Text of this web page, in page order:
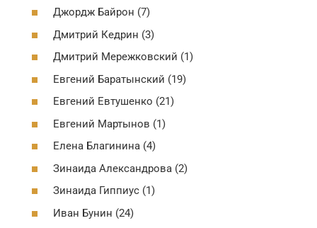
Джордж Байрон (7)
Дмитрий Кедрин (3)
Дмитрий Мережковский (1)
Евгений Баратынский (19)
Евгений Евтушенко (21)
Евгений Мартынов (1)
Елена Благинина (4)
Зинаида Александрова (2)
Зинаида Гиппиус (1)
Иван Бунин (24)